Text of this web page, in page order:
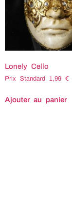
Lonely Cello
Prix Standard 1,99 €
Ajouter au panier